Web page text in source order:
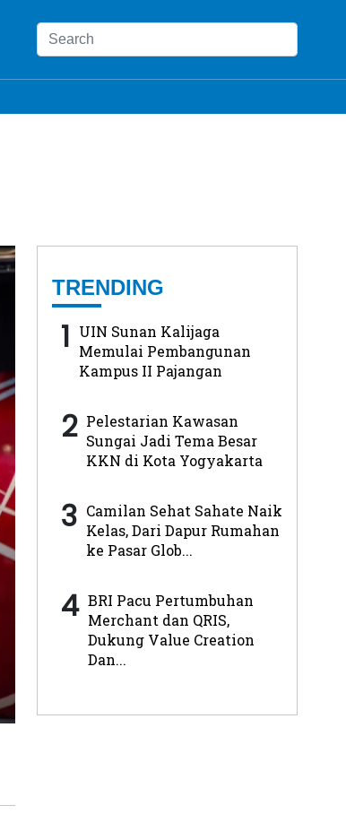
TRENDING
1 UIN Sunan Kalijaga
Memulai Pembangunan
Kampus II Pajangan
2 Pelestarian Kawasan
Sungai Jadi Tema Besar
KKN di Kota Yogyakarta
3 Camilan Sehat Sahate Naik
Kelas, Dari Dapur Rumahan
ke Pasar Glob...
4 BRI Pacu Pertumbuhan
Merchant dan QRIS,
Dukung Value Creation
Dan...